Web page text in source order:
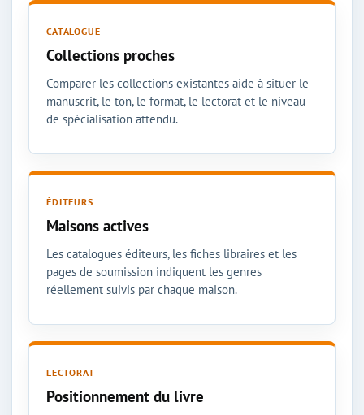
CATALOGUE
Collections proches
Comparer les collections existantes aide à situer le
manuscrit, le ton, le format, le lectorat et le niveau
de spécialisation attendu.
ÉDITEURS
Maisons actives
Les catalogues éditeurs, les fiches libraires et les
pages de soumission indiquent les genres
réellement suivis par chaque maison.
LECTORAT
Positionnement du livre